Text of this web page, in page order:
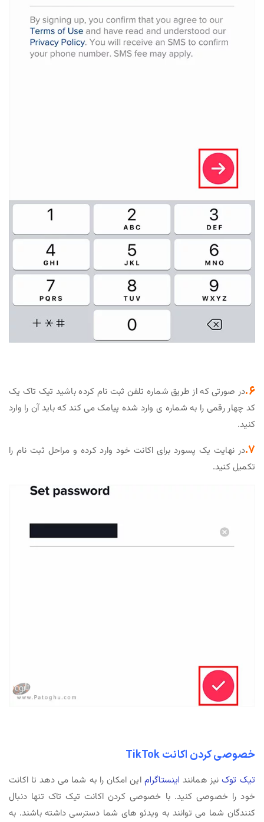
6. در صورتی که از طریق شماره تلفن ثبت نام کرده باشید تیک تاک یک
کد چهار رقمی را به شماره ی وارد شده پیامک می کند که باید آن را وارد
کنید.
7. در نهایت یک پسورد برای اکانت خود وارد کرده و مراحل ثبت نام را
تکمیل کنید.
خصوصی کردن اکانت TikTok
تیک توکنیز همانند اینستاگرام این امکان را به شما می دهد تا اکانت
خود را خصوصی کنید. با خصوصی کردن اکانت تیک تاک تنها دنبال
کنندگان شما می توانند به ویدئو های شما دسترسی داشته باشند. به